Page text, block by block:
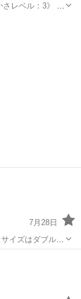
さレベル：3》 ●
7月28日
イズはダブルに
居てません！